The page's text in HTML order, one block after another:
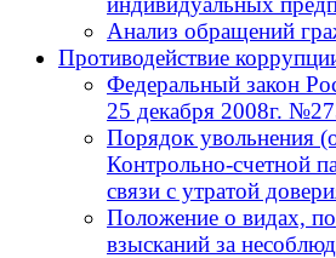
Анализ обращений
Противодействие
Федеральный закон
25 декабря 2008г.
Порядок увольнения
Контрольно-счетной
связи с утратой
Положение о видах,
взысканий за